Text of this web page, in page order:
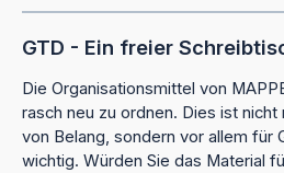
GTD - Ein freier
Die Organisationsmittel von
rasch neu zu ordnen. Dies ist
von Belang, sondern vor allem für
wichtig. Würden Sie das Material